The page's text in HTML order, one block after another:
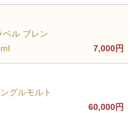
ベル ブレン
7,000円
グルモルト
60,000円